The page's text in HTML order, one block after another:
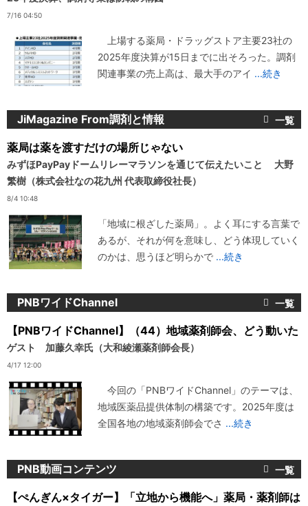
7/16 04:50
上場する薬局・ドラッグストア主要23社の
2025年度決算が15日までに出そろった。調剤
関連事業の売上高は、最大手のアイ ...続き
JiMagazine From調剤と情報
薬局は薬を渡すだけの場所じゃない
みずほPayPayドームリレーマラソンを通じて伝えたいこと 大野
繁樹（株式会社なの花九州 代表取締役社長）
8/4 10:48
「地域に根ざした薬局」。よく耳にする言葉で
あるが、それが何を意味し、どう体現していく
のかは、思うほど明らかで ...続き
PNBワイドChannel
【PNBワイドChannel】（44）地域薬剤師会、どう動いた
ゲスト 加藤久幸氏（大和綾瀬薬剤師会長）
4/17 12:00
今回の「PNBワイドChannel」のテーマは、
地域医薬品提供体制の構築です。2025年度は
全国各地の地域薬剤師会でさ ...続き
PNB動画コンテンツ
【ぺんぎん×タイガー】「立地から機能へ」薬局・薬剤師は